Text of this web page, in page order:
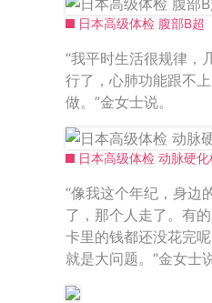
日本高级体检 腹部B超
“我平时生活很规律，
行了，心肺功能跟不
做。”金女士说。
日本高级体检 动脉硬
“像我这个年纪，身边
了，那个人走了。有
卡里的钱都还没花完
就是大问题。“金女士说